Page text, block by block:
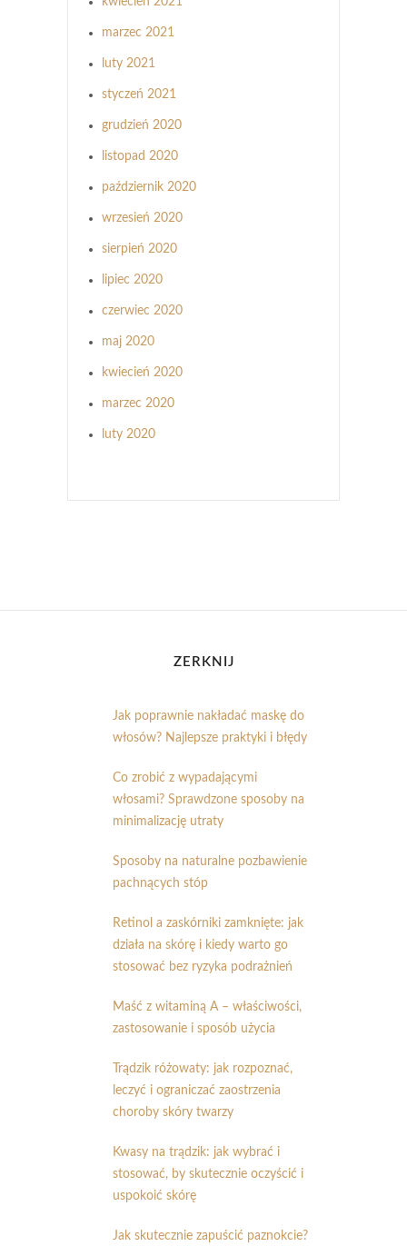
marzec 2021
luty 2021
styczeń 2021
grudzień 2020
listopad 2020
październik 2020
wrzesień 2020
sierpień 2020
lipiec 2020
czerwiec 2020
maj 2020
kwiecień 2020
marzec 2020
luty 2020
ZERKNIJ
Jak poprawnie nakładać maskę do
włosów? Najlepsze praktyki i błędy
Co zrobić z wypadającymi
włosami? Sprawdzone sposoby na
minimalizację utraty
Sposoby na naturalne pozbawienie
pachnących stóp
Retinol a zaskórniki zamknięte: jak
działa na skórę i kiedy warto go
stosować bez ryzyka podrażnień
Maść z witaminą A – właściwości,
zastosowanie i sposób użycia
Trądzik różowaty: jak rozpoznać,
leczyć i ograniczać zaostrzenia
choroby skóry twarzy
Kwasy na trądzik: jak wybrać i
stosować, by skutecznie oczyścić i
uspokoić skórę
Jak skutecznie zapuścić paznokcie?